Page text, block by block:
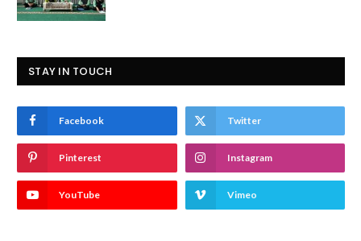
STAY IN TOUCH
Facebook Twitter
Pinterest Instagram
YouTube Vimeo